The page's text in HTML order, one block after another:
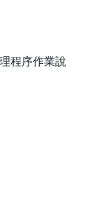
程序作業說